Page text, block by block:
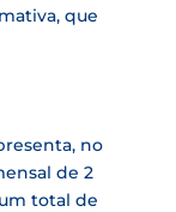
que
no
de 2
total de